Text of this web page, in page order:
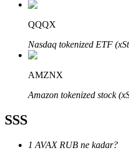
Bitrue İş Ortağı
Kullanıcı başına %65'e
QQQX
Nasdaq tokenized ETF
AMZNX
Amazon tokenized stock
SSS
1 AVAX RUB ne kadar?